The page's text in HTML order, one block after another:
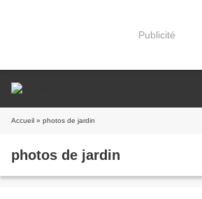
Publicité
Accueil » photos de jardin
photos de jardin